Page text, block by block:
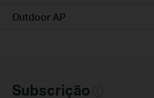
Outdoor AP
Subscrição